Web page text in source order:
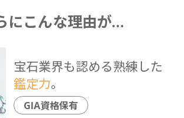
にこんな理由が…
宝石業界も認める熟練した
鑑定力。
GIA資格保有